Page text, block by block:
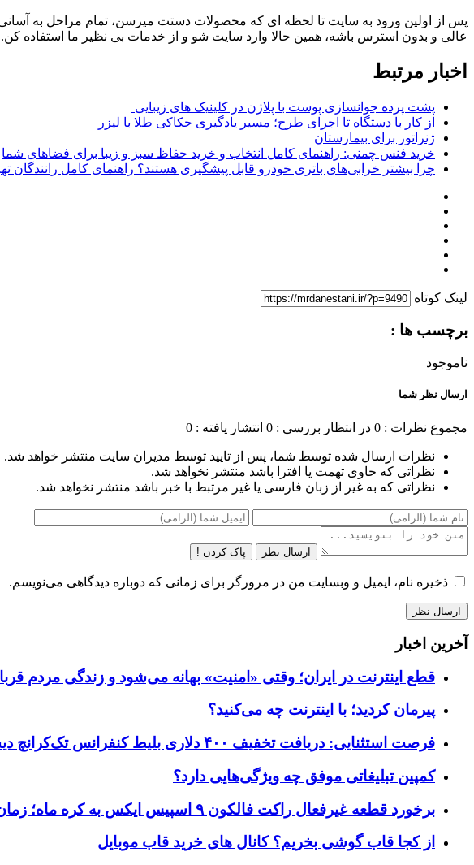
پس از اولین ورود به سایت تا لحظه ‌ای که محصولات دستت میرسن، تمام مراحل به
عالی و بدون استرس باشه، همین حالا وارد سایت شو و از خدمات بی ‌نظیر ما استفاده کن.
اخبار مرتبط
پشت پرده جوانسازی پوست با پلاژن در کلینیک های زیبایی
از کار با دستگاه تا اجرای طرح؛ مسیر یادگیری حکاکی طلا با لیزر
ژنراتور برای بیمارستان
خرید فنس چمنی: راهنمای کامل انتخاب و خرید حفاظ سبز و زیبا برای فضاهای شما
چرا بیشتر خرابی‌های باتری خودرو قابل پیشگیری هستند؟ راهنمای کامل رانندگان
لینک کوتاه
برچسب ها :
ناموجود
ارسال نظر شما
مجموع نظرات : 0 در انتظار بررسی : 0 انتشار یافته : 0
نظرات ارسال شده توسط شما، پس از تایید توسط مدیران سایت منتشر خواهد شد.
نظراتی که حاوی تهمت یا افترا باشد منتشر نخواهد شد.
نظراتی که به غیر از زبان فارسی یا غیر مرتبط با خبر باشد منتشر نخواهد شد.
ارسال نظر پاک کردن !
ذخیره نام، ایمیل و وبسایت من در مرورگر برای زمانی که دوباره دیدگاهی می‌نویسم.
آخرین اخبار
قطع اینترنت در ایران؛ وقتی «امنیت» بهانه می‌شود و زندگی مردم
پیرمان کردید؛ با اینترنت چه می‌کنید؟
فرصت استثنایی: دریافت تخفیف ۴۰۰ دلاری بلیط کنفرانس تک‌کرانچ دیسراپت ۲۰۲۶
کمپین تبلیغاتی موفق چه ویژگی‌هایی دارد؟
برخورد قطعه غیرفعال راکت فالکون ۹ اسپیس ایکس به کره ماه؛ زمان و جزئیات دقیق حادثه
از کجا قاب گوشی بخریم؟ کانال های خرید قاب موبایل